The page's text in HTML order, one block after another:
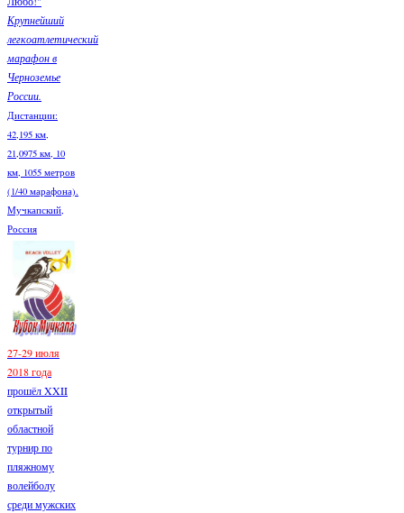
Крупнейший
легкоатлетический
марафон в
Черноземье
России.
Дистанции:
42,195 км,
21,0975 км, 10
км, 1055 метров
(1/40 марафона).
Мучкапский,
Россия
27-29 июля
2018 года
прошёл XXII
открытый
областной
турнир по
пляжному
волейболу
среди мужских